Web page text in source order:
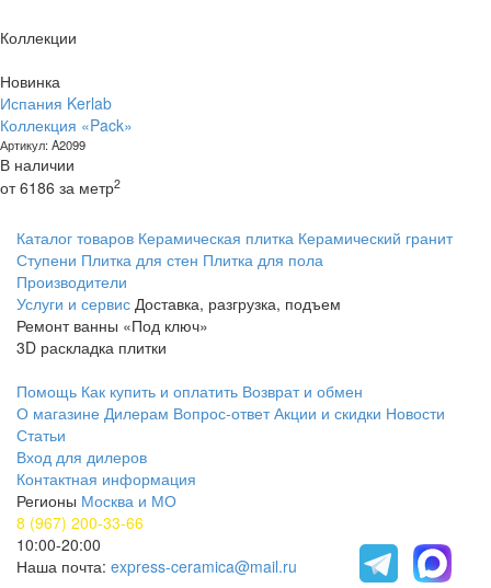
Коллекции
Новинка
Испания Kerlab
Коллекция «Pack»
Артикул: A2099
В наличии
от6186 за метр2
Каталог товаров Керамическая плитка Керамический гранит
Ступени Плитка для стен Плитка для пола
Производители
Услуги и сервис Доставка, разгрузка, подъем
Ремонт ванны «Под ключ»
3D раскладка плитки
Помощь Как купить и оплатить Возврат и обмен
О магазине Дилерам Вопрос-ответ Акции и скидки Новости
Статьи
Вход для дилеров
Контактная информация
Регионы Москва и МО
8 (967) 200-33-66
10:00-20:00
Наша почта: express-ceramica@mail.ru